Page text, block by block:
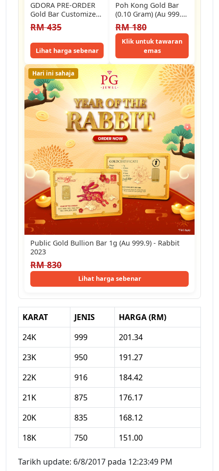
GDORA PRE-ORDER
Gold Bar Customize
999.9
RM 435
Lihat harga sebenar
Poh Kong Gold Bar
(0.10 Gram) (Au 999.9)
24K - TM Gold…
RM 180
Klik untuk tawaran
emas
Hari ini sahaja
Public Gold Bullion Bar 1g (Au 999.9) - Rabbit
2023
RM 830
Lihat harga sebenar
KARAT JENIS
HARGA (RM)
24K
999
201.34
23K
950
191.27
22K
916
184.42
21K
875
176.17
20K
835
168.12
18K
750 151.00
Tarikh update: 6/8/2017 pada 12:23:49 PM